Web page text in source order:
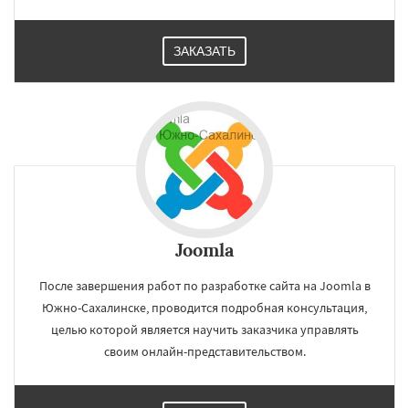
ЗАКАЗАТЬ
Joomla
После завершения работ по разработке сайта на Joomla в
Южно-Сахалинске, проводится подробная консультация,
целью которой является научить заказчика управлять
своим онлайн-представительством.